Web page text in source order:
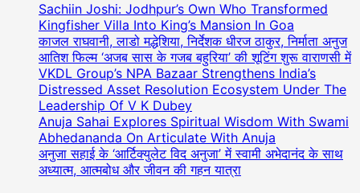
Sachiin Joshi: Jodhpur’s Own Who Transformed
Kingfisher Villa Into King’s Mansion In Goa
काजल राघवानी, लाडो मद्धेशिया, निर्देशक धीरज ठाकुर, निर्माता अनुज
आतिश फिल्म ‘अजब सास के गजब बहुरिया’ की शूटिंग शुरू वाराणसी में
VKDL Group’s NPA Bazaar Strengthens India’s
Distressed Asset Resolution Ecosystem Under The
Leadership Of V K Dubey
Anuja Sahai Explores Spiritual Wisdom With Swami
Abhedananda On Articulate With Anuja
अनुजा सहाई के ‘आर्टिक्युलेट विद अनुजा’ में स्वामी अभेदानंद के साथ
अध्यात्म, आत्मबोध और जीवन की गहन यात्रा